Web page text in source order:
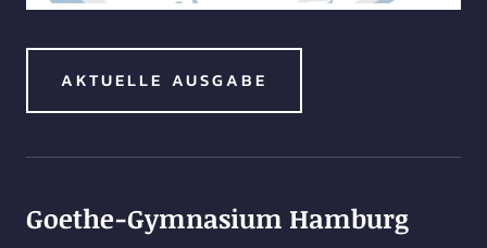
AKTUELLE AUSGABE
Goethe-Gymnasium Hamburg